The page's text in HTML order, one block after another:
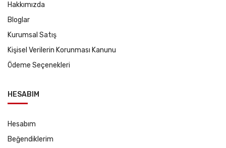
Hakkımızda
Bloglar
Kurumsal Satış
Kişisel Verilerin Korunması Kanunu
Ödeme Seçenekleri
HESABIM
Hesabım
Beğendiklerim